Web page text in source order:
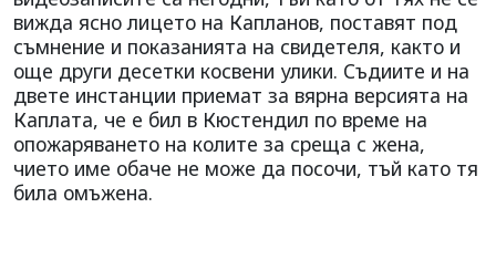
вижда ясно лицето на Капланов, поставят под
съмнение и показанията на свидетеля, както и
още други десетки косвени улики. Съдиите и на
двете инстанции приемат за вярна версията на
Каплата, че е бил в Кюстендил по време на
опожаряването на колите за среща с жена,
чието име обаче не може да посочи, тъй като тя
била омъжена.